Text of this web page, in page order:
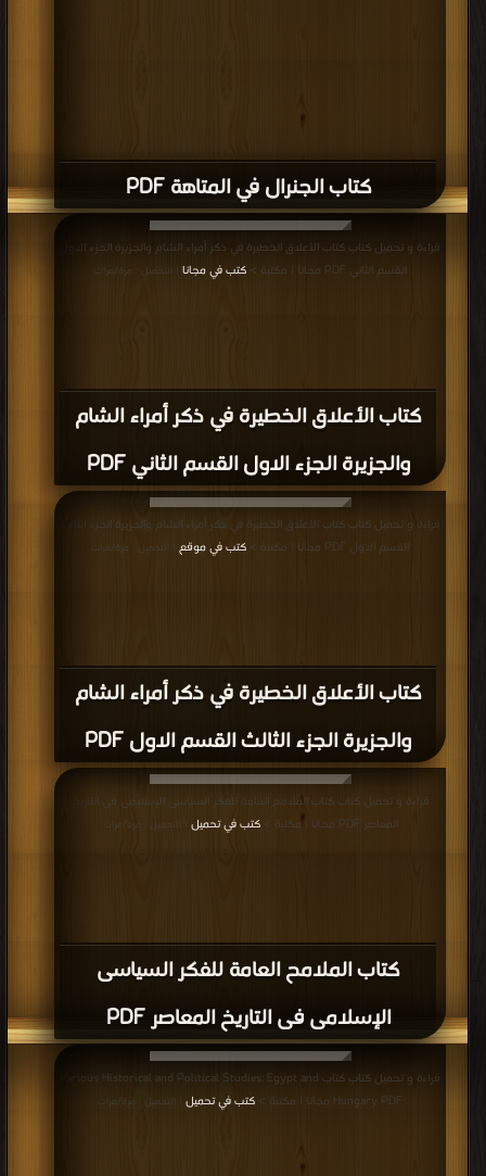
كتاب الجنرال في المتاهة PDF
كتاب الأعلاق الخطيرة في ذكر أمراء الشام
والجزيرة الجزء الاول القسم الثاني PDF
قراءة و تحميل كتاب كتاب الأعلاق الخطيرة في ذكر أمراء الشام والجزيرة الجزء الاول
القسم الثاني PDF مجانا | مكتبة >
كتب في مجانا | التحميل : مرة/مرات
كتاب الأعلاق الخطيرة في ذكر أمراء الشام
والجزيرة الجزء الثالث القسم الاول PDF
قراءة و تحميل كتاب كتاب الأعلاق الخطيرة في ذكر أمراء الشام والجزيرة الجزء الثالث
القسم الاول PDF مجانا | مكتبة >
كتب في موقع | التحميل : مرة/مرات
كتاب الملامح العامة للفكر السياسى
الإسلامى فى التاريخ المعاصر PDF
قراءة و تحميل كتاب كتاب الملامح العامة للفكر السياسى الإسلامى فى التاريخ
المعاصر PDF مجانا | مكتبة >
كتب في تحميل | التحميل : مرة/مرات
قراءة و تحميل كتاب كتاب Various Historical and Political Studies: Egypt and
Hungary PDF مجانا | مكتبة >
كتب في تحميل | التحميل : مرة/مرات